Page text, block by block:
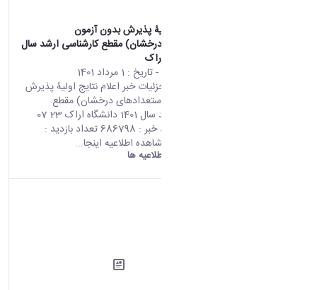
اعلام نتایج اولیۀ پذیرش بدون آزمون
(استعدادهای درخشان) مقطع کارشناسی ارشد سال
- تاریخ : 1 مرداد 1401
صفحه اصلی جزئیات خبر اعلام نتایج اولیۀ پذیرش
بدون آزمون (استعدادهای درخشان) مقطع
کارشناسی ارشد سال 1401 دانشگاه اراک 23 07
2022 05:16 کد خبر : 686798 تعداد بازدید :
اطلاعیه ها